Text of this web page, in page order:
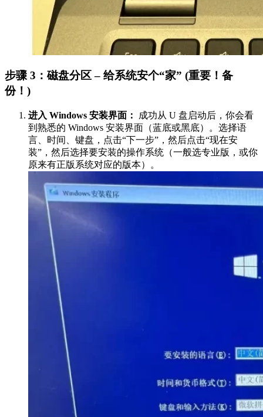
步骤 3：磁盘分区 – 给系统安个“家” (重要！备
份！)
进入 Windows 安装界面：
成功从 U 盘启动后，你会看
到熟悉的 Windows 安装界面（蓝底或黑底）。选择语
言、时间、键盘，点击“下一步”，然后点击“现在安
装”，然后选择要安装的操作系统（一般选专业版，或你
原来有正版系统对应的版本）。